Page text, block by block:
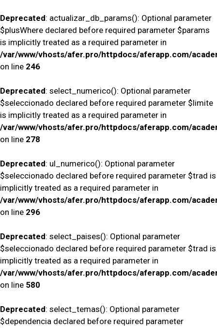
Deprecated: actualizar_db_params(): Optional parameter
$plusWhere declared before required parameter $params
is implicitly treated as a required parameter in
/var/www/vhosts/afer.pro/httpdocs/aferapp.com/
on line 246
Deprecated: select_numerico(): Optional parameter
$seleccionado declared before required parameter $limite
is implicitly treated as a required parameter in
/var/www/vhosts/afer.pro/httpdocs/aferapp.com/
on line 278
Deprecated: ul_numerico(): Optional parameter
$seleccionado declared before required parameter $trad is
implicitly treated as a required parameter in
/var/www/vhosts/afer.pro/httpdocs/aferapp.com/
on line 296
Deprecated: select_paises(): Optional parameter
$seleccionado declared before required parameter $trad is
implicitly treated as a required parameter in
/var/www/vhosts/afer.pro/httpdocs/aferapp.com/
on line 580
Deprecated: select_temas(): Optional parameter
$dependencia declared before required parameter